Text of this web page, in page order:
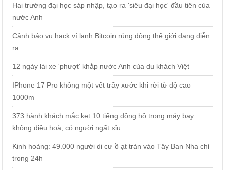
Hai trường đại học sáp nhập, tạo ra 'siêu đại học' đầu tiên của
nước Anh
Cảnh báo vụ hack ví lạnh Bitcoin rúng động thế giới đang diễn
ra
12 ngày lái xe 'phượt' khắp nước Anh của du khách Việt
IPhone 17 Pro không một vết trầy xước khi rời từ độ cao
1000m
373 hành khách mắc kẹt 10 tiếng đồng hồ trong máy bay
không điều hoà, có người ngất xỉu
Kinh hoàng: 49.000 người di cư ồ ạt tràn vào Tây Ban Nha chỉ
trong 24h